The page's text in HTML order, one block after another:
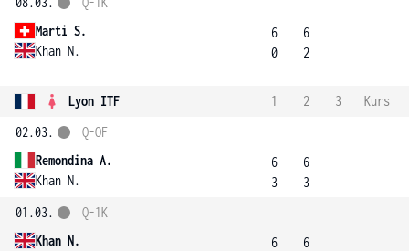
Marti S.
Khan N.
6
0
6
2
Lyon ITF 1 2 3
Kurs
02.03.
Remondina A.
Khan N.
Q-OF
6
3
6
3
01.03.
Khan N.
Q-1K
6
6